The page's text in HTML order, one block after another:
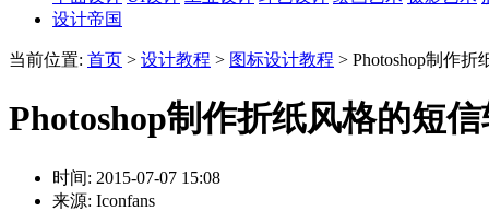
设计帝国
当前位置: 首页 > 设计教程 > 图标设计教程 > Photoshop制作
Photoshop制作折纸风格的短
时间: 2015-07-07 15:08
来源: Iconfans